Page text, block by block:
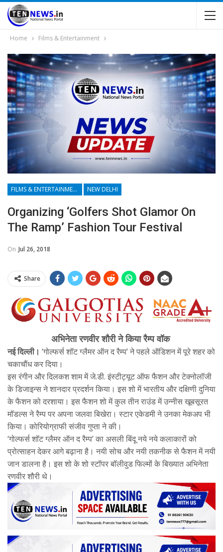
Home Films & Entertainment
FILMS & ENTERTAINMENT NEW DELHI
Organizing ‘Golfers Shot Glamor On
The Ramp’ Fashion Tour Festival
On Jul 26, 2018
Share
अभिनेता रणवीर शौरी ने किया रैम्प वॉक
नई दिल्ली। ‘गोल्फर्स शॉट ग्लैमर ऑन द रैम्प’ ने पहले ऑडिशन में पूरे शहर को
चकाचौंध कर दिया।
इस रंगीन और दिलकश शाम में जे.डी. इंस्टीट्यूट ऑफ फैशन और टेक्नोलॉजी
के डिजाइन्स ने शानदार प्रदर्शन किया। इस शो में भारतीय और दक्षिणी दुनिया
के फैशन को दरशाया। इस फैशन शो में कुल तीन राउंड में उन्नीस खूबसूरत
मॉडल्स ने रैम्प पर अपना जलवा बिखेरा। स्टार एकेडमी ने उनका मेकअप भी
किया। कोरियोग्राफी संजीव गुप्ता ने की।
‘गोल्फर्स शॉट ग्लैमर ऑन द रैम्प’ का असली बिंदू नये नये कलाकारों को
प्रोत्साहन देकर आगे बढ़ाना है। नयी सोच और नयी तकनीक से फैशन में नयी
जान डालना है। इस शो के शो स्टॉपर बॉलीवुड फिल्मों के बिख्यात अभिनेता
रणवीर शौरी थे।